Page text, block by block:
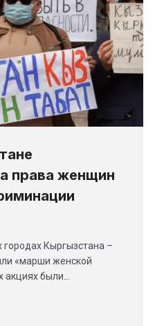
права женщин
городах Кыргызстана –
«марши женской
акциях были…